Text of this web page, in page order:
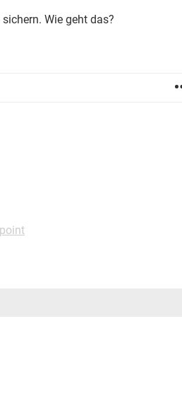
Wie geht das?